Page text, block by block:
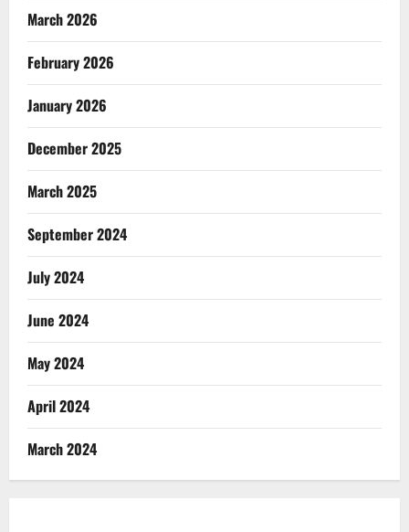
March 2026
February 2026
January 2026
December 2025
March 2025
September 2024
July 2024
June 2024
May 2024
April 2024
March 2024